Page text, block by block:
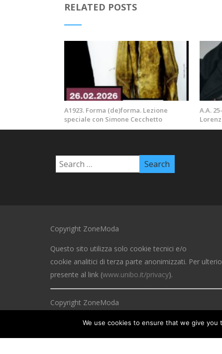
RELATED POSTS
A1923. Forma (de)forma. Lezione
speciale con Simone Cecchetto
A.A.
Copyright ZoneModa
Questo sito utilizza solo cookie tecnici e/o
cookie analitici di terza parte anonimizzati. Per
presente al link (www.unibo.it/privacy).
Copyright ZoneModa
analytical cookies. For more information, click on
at the link (www.unibo.it/privacy).
We use cookies to ensure that we give